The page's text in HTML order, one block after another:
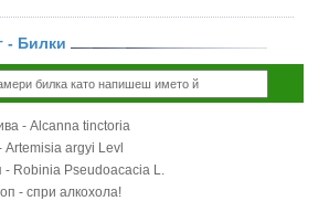
- Билки
- Alcanna tinctoria
argyi Levl
- Robinia Pseudoacacia L.
- спри алкохола!